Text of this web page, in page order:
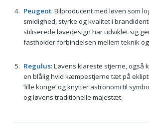
Peugeot: Bilproducent med løven som
smidighed, styrke og kvalitet i
stiliserede løvedesign har udviklet sig
fastholder forbindelsen mellem teknik
Regulus: Løvens klareste stjerne, også
en blålig hvid kæmpestjerne tæt på
‘lille konge’ og knytter astronomi til
og løvens traditionelle majestæt.